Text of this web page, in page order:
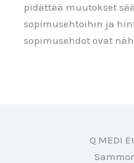
pidättää muutokset
sopimusehtoihin ja
sopimusehdot ovat
Q MEDI